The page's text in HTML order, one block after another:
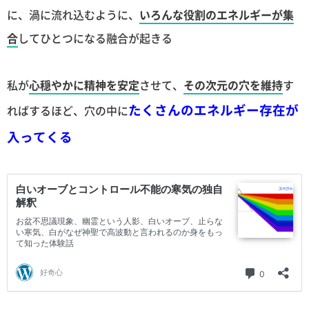
に、渦に流れ込むように、 いろんな役割のエネルギーが集
合してひとつになる融合が起きる
私が心穏やかに精神を安定させて、 その次元の穴を維持す
ればするほど、穴の中にたくさんのエネルギー存在が
入ってくる